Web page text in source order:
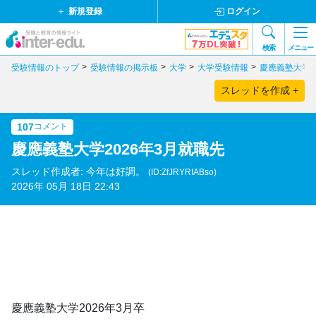
新規登録 ログイン
検索 メニュー
受験情報のトップ 受験情報の掲示板 大学 大学受験情報 慶應義塾大学
スレッドを作成 +
107コメント
慶應義塾大学2026年3月就職先
スレッド作成者: 今年は好調。 (ID:ZfJRYRIABso)
2026年 05月 18日 22:43
慶應義塾大学2026年3月卒